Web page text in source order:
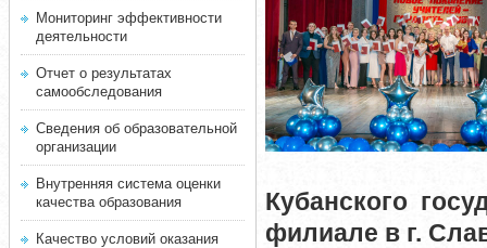
Мониторинг эффективности
деятельности
Отчет о результатах
самообследования
Сведения об образовательной
организации
Внутренняя система оценки
качества образования
Качество условий оказания
Кубанского
филиале в г.